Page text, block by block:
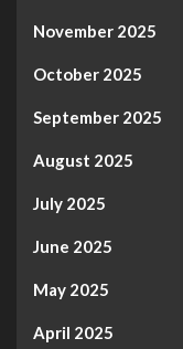
November 2025
October 2025
September 2025
August 2025
July 2025
June 2025
May 2025
April 2025